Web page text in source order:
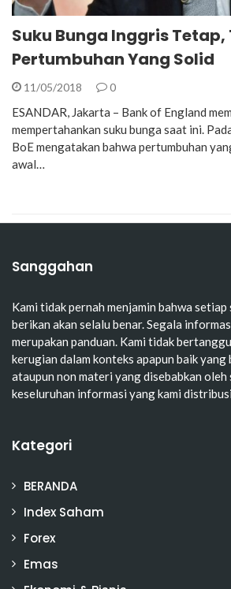
Suku Bunga Inggris Tetap,
Pertumbuhan Yang Solid
11/05/2018 0
ESANDAR, Jakarta – Bank of England
mempertahankan suku bunga saat ini.
BoE mengatakan bahwa pertumbuhan
awal…
Sanggahan
Kami tidak pernah menjamin bahwa setiap
berikan akan selalu benar. Segala
merupakan panduan. Kami tidak
kerugian dalam konteks apapun baik
ataupun non materi yang disebabkan oleh
keseluruhan informasi yang kami
Kategori
BERANDA
Index Saham
Forex
Emas